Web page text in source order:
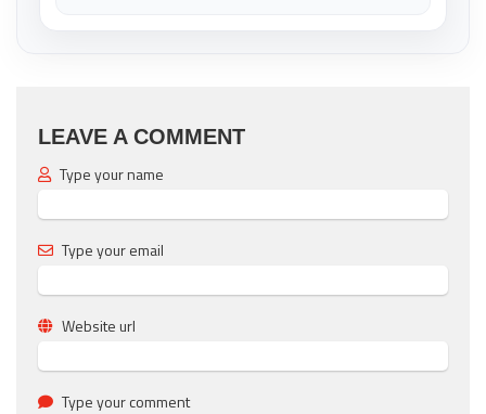
LEAVE A COMMENT
Type your name
Type your email
Website url
Type your comment